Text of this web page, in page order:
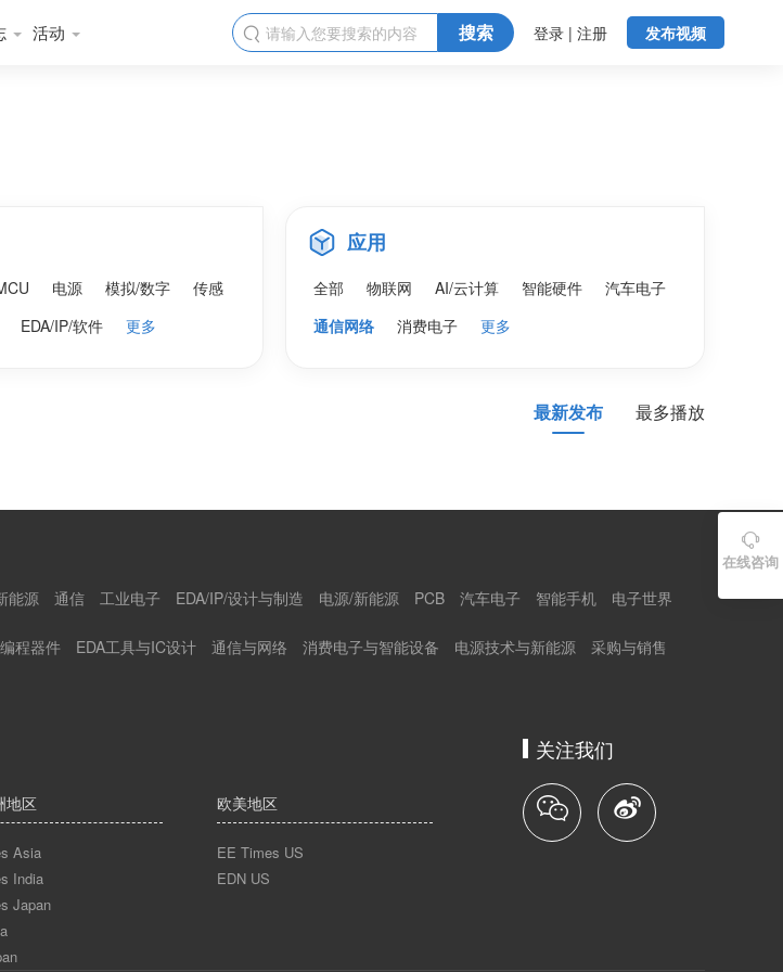
活动 发布视频
登录 | 注册
 搜索
电源 模拟/数字
传感
EDA/IP/软件 更多
应用
全部 物联网 AI/云计算 智能硬件
汽车电子
通信网络
消费电子 更多
最新发布 最多播放
能源 通信 工业电子 EDA/IP/设计与制造 电源/新能源 PCB 汽车电子 智能手机 电子世界
程器件 EDA工具与IC设计 通信与网络 消费电子与智能设备 电源技术与新能源
采购与销售
地区
Asia
India
Japan
欧美地区
EE Times US
EDN US
关注我们

在线咨询